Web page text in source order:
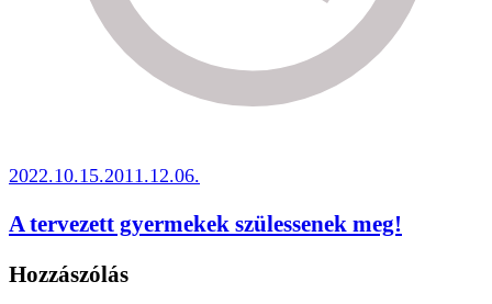
2022.10.15.2011.12.06.
A tervezett gyermekek szülessenek meg!
Hozzászólás